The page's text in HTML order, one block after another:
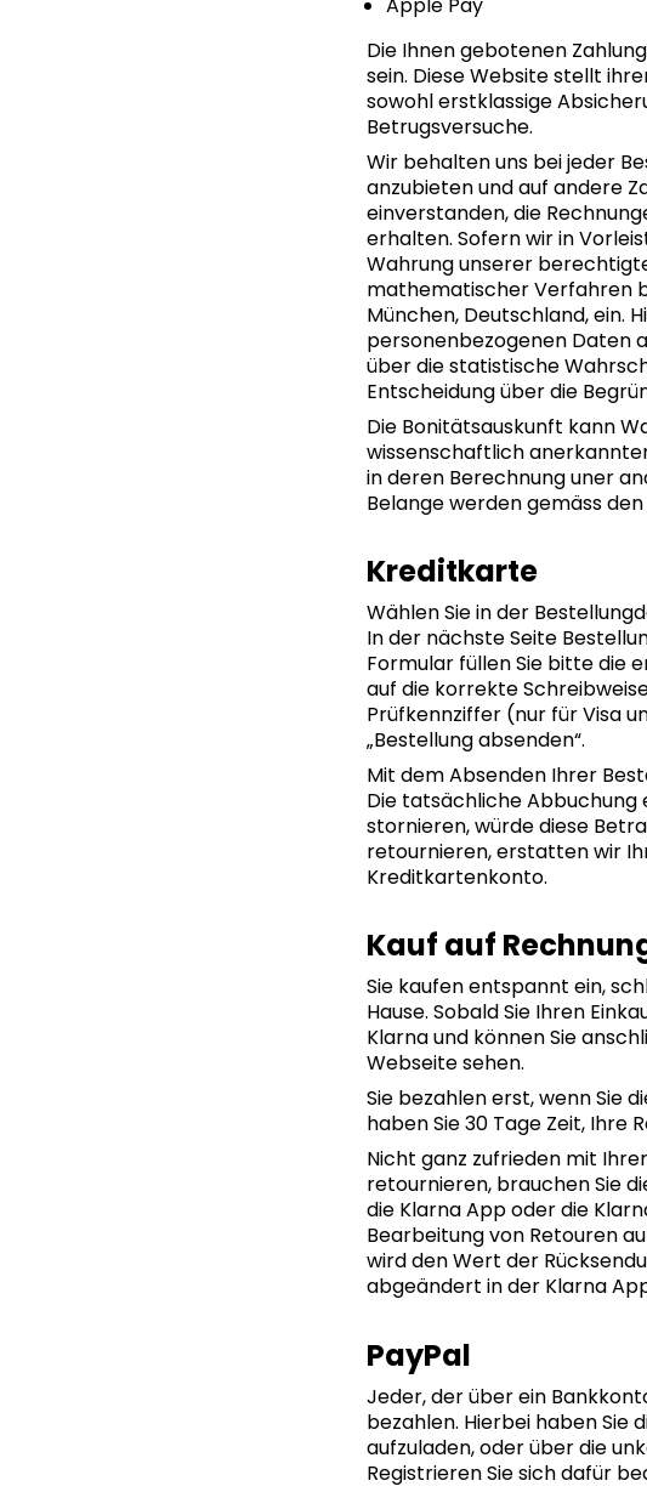
Die Ihnen gebotenen
sein. Diese Website stellt
sowohl erstklassige
Betrugsversuche.
Wir behalten uns bei jeder
anzubieten und auf andere
einverstanden, die
erhalten. Sofern wir in
Wahrung unserer
mathematischer Verfahren
München, Deutschland, ein.
personenbezogenen Daten
über die statistische
Entscheidung über die
Die Bonitätsauskunft kann
wissenschaftlich
in deren Berechnung uner
Belange werden gemäss
Kreditkarte
Wählen Sie in der
In der nächste Seite
Formular füllen Sie bitte die
auf die korrekte
Prüfkennziffer (nur für Visa
„Bestellung absenden“.
Mit dem Absenden Ihrer
Die tatsächliche Abbuchung
stornieren, würde diese
retournieren, erstatten wir
Kreditkartenkonto.
Kauf auf
Sie kaufen entspannt ein,
Hause. Sobald Sie Ihren
Klarna und können Sie
Webseite sehen.
Sie bezahlen erst, wenn Sie
haben Sie 30 Tage Zeit, Ihre
Nicht ganz zufrieden mit
retournieren, brauchen Sie
die Klarna App oder die
Bearbeitung von Retouren
wird den Wert der
abgeändert in der Klarna
PayPal
Jeder, der über ein
bezahlen. Hierbei haben Sie
aufzuladen, oder über die
Registrieren Sie sich dafür